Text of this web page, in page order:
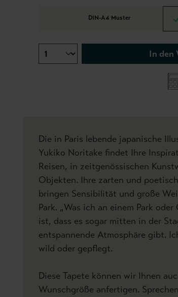
DIN-A4 Muster
In den
Die in Paris lebende japanische
Yukiko Noritake findet Ihre
Reisen, in zeitgenössischen
Objekten. Ihre zarten und
bringen Sensibilität und große
Park. „Was ich an einem Park
ist, dass es sogar mitten in der
entspannende Atmosphäre gibt.
wild oder gepflegt.
Diese Tapete können wir Ihnen
Wunschgröße anfertigen.